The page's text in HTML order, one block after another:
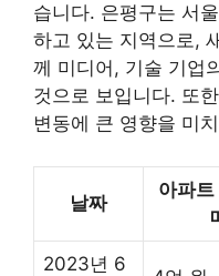
습니다. 은평구는 서
하고 있는 지역으로,
께 미디어, 기술 기업
것으로 보입니다. 또
변동에 큰 영향을 미
날짜
아파
2023년 6